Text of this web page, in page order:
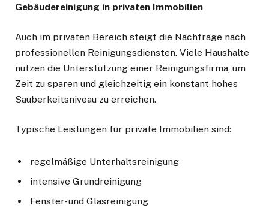
Gebäudereinigung in privaten Immobilien
Auch im privaten Bereich steigt die Nachfrage nach
professionellen Reinigungsdiensten. Viele Haushalte
nutzen die Unterstützung einer Reinigungsfirma, um
Zeit zu sparen und gleichzeitig ein konstant hohes
Sauberkeitsniveau zu erreichen.
Typische Leistungen für private Immobilien sind:
regelmäßige Unterhaltsreinigung
intensive Grundreinigung
Fenster- und Glasreinigung